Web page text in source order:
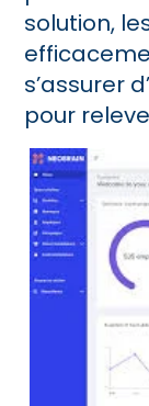
solution,
s’assurer
pour